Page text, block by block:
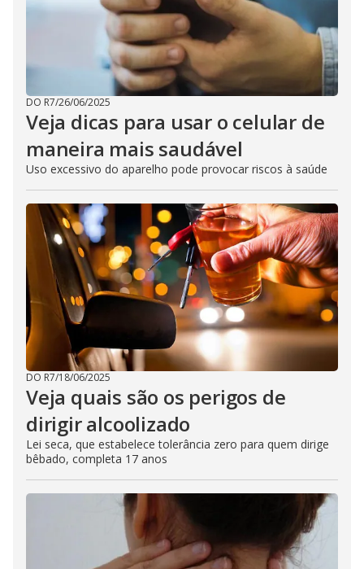
DO R7/26/06/2025
Veja dicas para usar o celular de
maneira mais saudável
Uso excessivo do aparelho pode provocar riscos à saúde
DO R7/18/06/2025
Veja quais são os perigos de
dirigir alcoolizado
Lei seca, que estabelece tolerância zero para quem dirige
bêbado, completa 17 anos